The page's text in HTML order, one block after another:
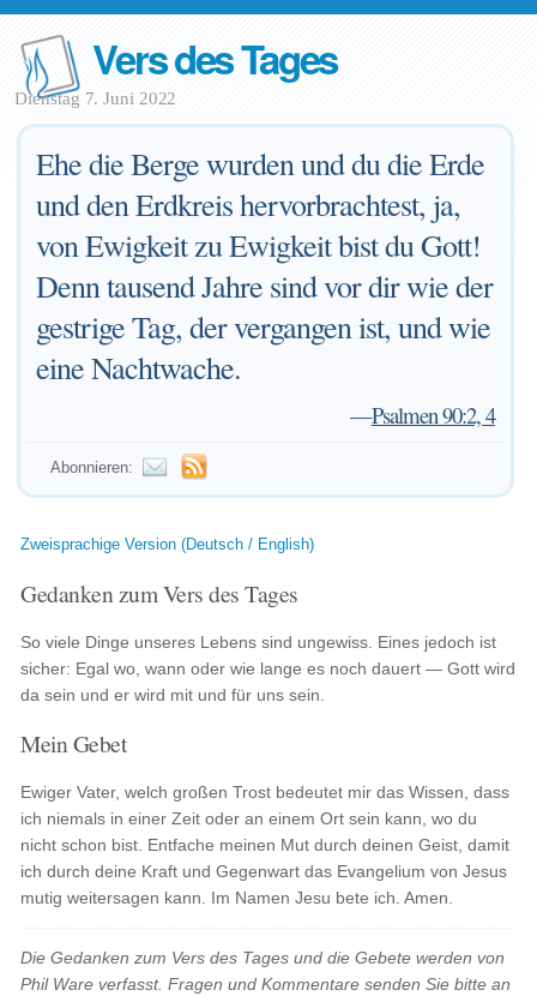
Vers des Tages
Dienstag 7. Juni 2022
Ehe die Berge wurden und du die Erde
und den Erdkreis hervorbrachtest, ja,
von Ewigkeit zu Ewigkeit bist du Gott!
Denn tausend Jahre sind vor dir wie der
gestrige Tag, der vergangen ist, und wie
eine Nachtwache.
—Psalmen 90:2, 4
Abonnieren:
Zweisprachige Version (Deutsch / English)
Gedanken zum Vers des Tages
So viele Dinge unseres Lebens sind ungewiss. Eines jedoch ist
sicher: Egal wo, wann oder wie lange es noch dauert — Gott wird
da sein und er wird mit und für uns sein.
Mein Gebet
Ewiger Vater, welch großen Trost bedeutet mir das Wissen, dass
ich niemals in einer Zeit oder an einem Ort sein kann, wo du
nicht schon bist. Entfache meinen Mut durch deinen Geist, damit
ich durch deine Kraft und Gegenwart das Evangelium von Jesus
mutig weitersagen kann. Im Namen Jesu bete ich. Amen.
Die Gedanken zum Vers des Tages und die Gebete werden von
Phil Ware verfasst. Fragen und Kommentare senden Sie bitte an